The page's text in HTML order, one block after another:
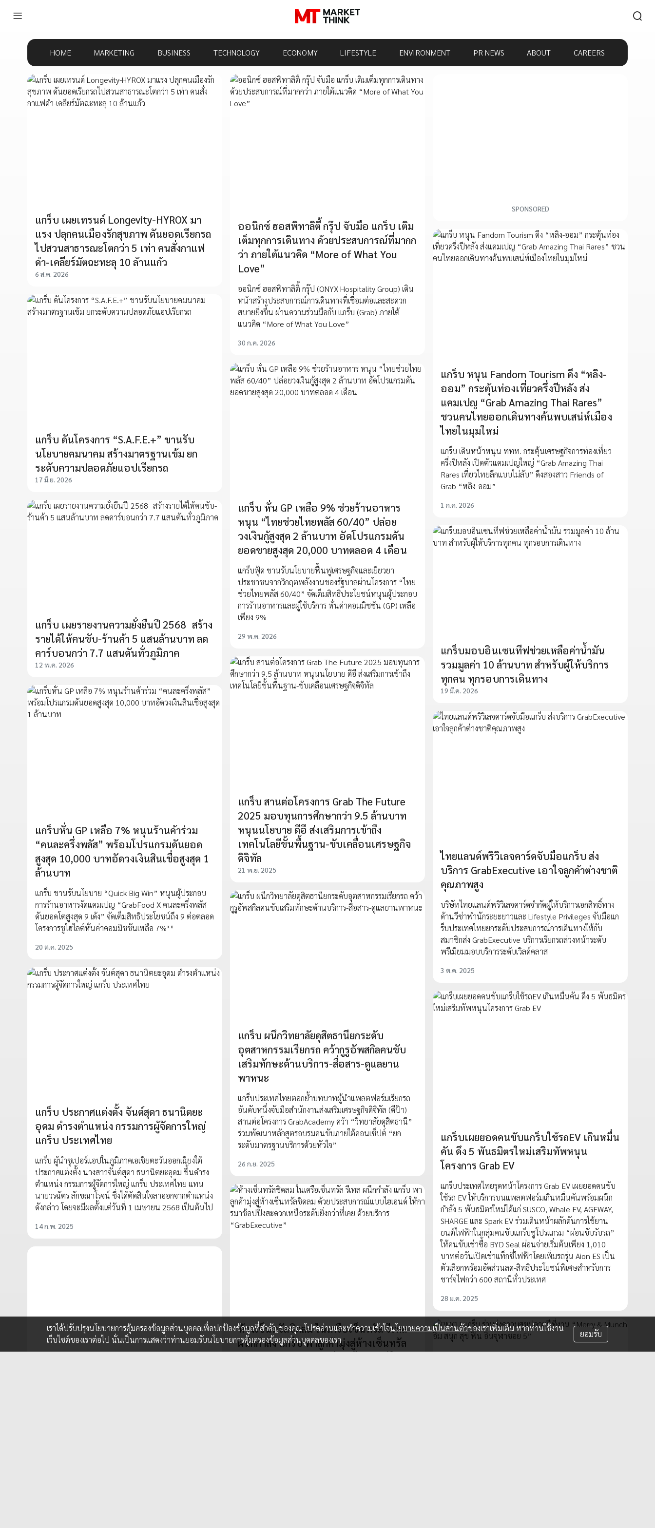
HOME MARKETING BUSINESS TECHNOLOGY ECONOMY LIFESTYLE ENVIRONMENT PR NEWS ABOUT CAREERS
แกร็บ เผยเทรนด์ Longevity-HYROX มา
แรง ปลุกคนเมืองรักสุขภาพ ดันยอดเรียกรถ
ไปสวนสาธารณะโตกว่า 5 เท่า คนสั่งกาแฟ
ดำ-เคลียร์มัตฉะทะลุ 10 ล้านแก้ว
6 ส.ค. 2026
ออนิกซ์ ฮอสพิทาลิตี้ กรุ๊ป จับมือ แกร็บ เติม
เต็มทุกการเดินทาง ด้วยประสบการณ์ที่มากก
ว่า ภายใต้แนวคิด “More of What You
Love”
ออนิกซ์ ฮอสพิทาลิตี้ กรุ๊ป (ONYX Hospitality Group) เดิน
หน้าสร้างประสบการณ์การเดินทางที่เชื่อมต่อและสะดวก
สบายยิ่งขึ้น ผ่านความร่วมมือกับ แกร็บ (Grab) ภายใต้
แนวคิด “More of What You Love”
30 ก.ค. 2026
SPONSORED
แกร็บ หนุน Fandom Tourism ดึง “หลิง-
ออม” กระตุ้นท่องเที่ยวครึ่งปีหลัง ส่ง
แคมเปญ “Grab Amazing Thai Rares”
ชวนคนไทยออกเดินทางค้นพบเสน่ห์เมือง
ไทยในมุมใหม่
แกร็บ เดินหน้าหนุน ททท. กระตุ้นเศรษฐกิจการท่องเที่ยว
ครึ่งปีหลัง เปิดตัวแคมเปญใหญ่ “Grab Amazing Thai
Rares เที่ยวไทยลึกแบบไม่ลับ” ดึงสองสาว Friends of
Grab “หลิง-ออม”
1 ก.ค. 2026
แกร็บ ดันโครงการ “S.A.F.E.+” ขานรับ
นโยบายคมนาคม สร้างมาตรฐานเข้ม ยก
ระดับความปลอดภัยแอปเรียกรถ
17 มิ.ย. 2026
แกร็บ หั่น GP เหลือ 9% ช่วยร้านอาหาร
หนุน “ไทยช่วยไทยพลัส 60/40” ปล่อย
วงเงินกู้สูงสุด 2 ล้านบาท อัดโปรแกรมดัน
ยอดขายสูงสุด 20,000 บาทตลอด 4 เดือน
แกร็บฟู้ด ขานรับนโยบายฟื้นฟูเศรษฐกิจและเยียวยา
ประชาชนจากวิกฤตพลังงานของรัฐบาลผ่านโครงการ “ไทย
ช่วยไทยพลัส 60/40” จัดเต็มสิทธิประโยชน์หนุนผู้ประกอบ
การร้านอาหารและผู้ใช้บริการ หั่นค่าคอมมิชชัน (GP) เหลือ
เพียง 9%
29 พ.ค. 2026
แกร็บ เผยรายงานความยั่งยืนปี 2568 สร้าง
รายได้ให้คนขับ-ร้านค้า 5 แสนล้านบาท ลด
คาร์บอนกว่า 7.7 แสนตันทั่วภูมิภาค
12 พ.ค. 2026
แกร็บมอบอินเซนทีฟช่วยเหลือค่าน้ำมัน
รวมมูลค่า 10 ล้านบาท สำหรับผู้ให้บริการ
ทุกคน ทุกรอบการเดินทาง
19 มี.ค. 2026
แกร็บ สานต่อโครงการ Grab The Future
2025 มอบทุนการศึกษากว่า 9.5 ล้านบาท
หนุนนโยบาย ดีอี ส่งเสริมการเข้าถึง
เทคโนโลยีขั้นพื้นฐาน-ขับเคลื่อนเศรษฐกิจ
ดิจิทัล
21 พ.ย. 2025
แกร็บหั่น GP เหลือ 7% หนุนร้านค้าร่วม
“คนละครึ่งพลัส” พร้อมโปรแกรมดันยอด
สูงสุด 10,000 บาทอัดวงเงินสินเชื่อสูงสุด 1
ล้านบาท
แกร็บ ขานรับนโยบาย “Quick Big Win” หนุนผู้ประกอบ
การร้านอาหารงัดแคมเปญ “GrabFood X คนละครึ่งพลัส
ดันยอดโตสูงสุด 9 เด้ง” จัดเต็มสิทธิประโยชน์ถึง 9 ต่อตลอด
โครงการชูไฮไลต์หั่นค่าคอมมิชชันเหลือ 7%**
20 ต.ค. 2025
ไทยแลนด์พริวิเลจคาร์ดจับมือแกร็บ ส่ง
บริการ GrabExecutive เอาใจลูกค้าต่างชาติ
คุณภาพสูง
บริษัทไทยแลนด์พริวิเลจคาร์ดจำกัดผู้ให้บริการเอกสิทธิ์ทาง
ด้านวีซ่าพำนักระยะยาวและ Lifestyle Privileges จับมือแก
ร็บประเทศไทยยกระดับประสบการณ์การเดินทางให้กับ
สมาชิกส่ง GrabExecutive บริการเรียกรถล่วงหน้าระดับ
พรีเมียมมอบบริการระดับเวิลด์คลาส
3 ต.ค. 2025
แกร็บ ผนึกวิทยาลัยดุสิตธานียกระดับ
อุตสาหกรรมเรียกรถ คว้ากูรูอัพสกิลคนขับ
เสริมทักษะด้านบริการ-สื่อสาร-ดูแลยาน
พาหนะ
แกร็บประเทศไทยตอกย้ำบทบาทผู้นำแพลตฟอร์มเรียกรถ
อันดับหนึ่งจับมือสำนักงานส่งเสริมเศรษฐกิจดิจิทัล (ดีป้า)
สานต่อโครงการ GrabAcademy คว้า “วิทยาลัยดุสิตธานี”
ร่วมพัฒนาหลักสูตรอบรมคนขับภายใต้คอนเซ็ปต์ “ยก
ระดับมาตรฐานบริการด้วยหัวใจ”
26 ก.ย. 2025
แกร็บ ประกาศแต่งตั้ง จันต์สุดา ธนานิตยะ
อุดม ดำรงตำแหน่ง กรรมการผู้จัดการใหญ่
แกร็บ ประเทศไทย
แกร็บ ผู้นำซูเปอร์แอปในภูมิภาคเอเชียตะวันออกเฉียงใต้
ประกาศแต่งตั้ง นางสาวจันต์สุดา ธนานิตยะอุดม ขึ้นดำรง
ตำแหน่ง กรรมการผู้จัดการใหญ่ แกร็บ ประเทศไทย แทน
นายวรฉัตร ลักขณาโรจน์ ซึ่งได้ตัดสินใจลาออกจากตำแหน่ง
ดังกล่าว โดยจะมีผลตั้งแต่วันที่ 1 เมษายน 2568 เป็นต้นไป
14 ก.พ. 2025
แกร็บเผยยอดคนขับแกร็บใช้รถEV เกินหมื่น
คัน ดึง 5 พันธมิตรใหม่เสริมทัพหนุน
โครงการ Grab EV
แกร็บประเทศไทยรุดหน้าโครงการ Grab EV เผยยอดคนขับ
ใช้รถ EV ให้บริการบนแพลตฟอร์มเกินหมื่นคันพร้อมผนึก
กำลัง 5 พันธมิตรใหม่ได้แก่ SUSCO, Whale EV, AGEWAY,
SHARGE และ Spark EV ร่วมเดินหน้าผลักดันการใช้ยาน
ยนต์ไฟฟ้าในกลุ่มคนขับแกร็บชูโปรแกรม “ผ่อนขับรับรถ”
ให้คนขับเช่าซื้อ BYD Seal ผ่อนจ่ายเริ่มต้นเพียง 1,010
บาทต่อวันเปิดเช่าแท็กซี่ไฟฟ้าโดยเพิ่มรถรุ่น Aion ES เป็น
ตัวเลือกพร้อมอัดส่วนลด-สิทธิประโยชน์พิเศษสำหรับการ
ชาร์จไฟกว่า 600 สถานีทั่วประเทศ
28 ม.ค. 2025
ห้างเซ็นทรัลชิดลม ในเครือเซ็นทรัล รีเทล
ผนึกกำลัง แกร็บ พาลูกค้ามุ่งสู่ห้างเซ็นทรัล
เราได้ปรับปรุงนโยบายการคุ้มครองข้อมูลส่วนบุคคลเพื่อปกป้องข้อมูลที่สำคัญของคุณ โปรดอ่านและทำความเข้าใจนโยบายความเป็นส่วนตัวของเราเพิ่มเติม หากท่านใช้งาน
เว็บไซต์ของเราต่อไป นั่นเป็นการแสดงว่าท่านยอมรับนโยบายการคุ้มครองข้อมูลส่วนบุคคลของเรา
ยอมรับ